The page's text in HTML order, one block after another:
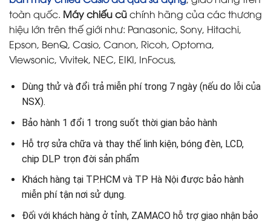
toàn quốc. Máy chiếu cũchính hãng của các thương
hiệu lớn trên thế giới như: Panasonic, Sony, Hitachi,
Epson, BenQ, Casio, Canon, Ricoh, Optoma,
Viewsonic, Vivitek, NEC, EIKI, InFocus,
Dùng thử và đổi trả miễn phí trong 7 ngày (nếu do lỗi của
NSX).
Bảo hành 1 đổi 1 trong suốt thời gian bảo hành
Hỗ trợ sửa chữa và thay thế linh kiện, bóng đèn, LCD,
chip DLP trọn đời sản phẩm
Khách hàng tại TP.HCM và TP Hà Nội được bảo hành
miễn phí tận nơi sử dụng.
Đối với khách hàng ở tỉnh, ZAMACO hỗ trợ giao nhận bảo